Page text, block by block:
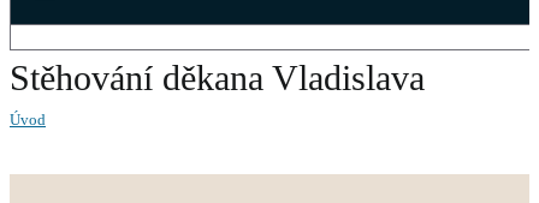
Stěhování děkana Vladislava
Úvod